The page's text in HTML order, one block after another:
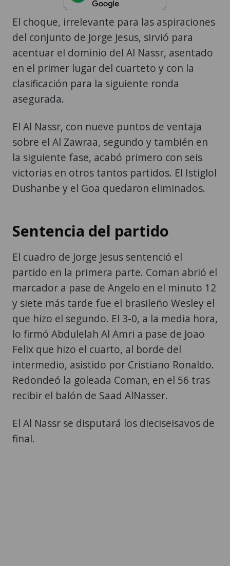
El choque, irrelevante para las aspiraciones
del conjunto de Jorge Jesus, sirvió para
acentuar el dominio del Al Nassr, asentado
en el primer lugar del cuarteto y con la
clasificación para la siguiente ronda
asegurada.
El Al Nassr, con nueve puntos de ventaja
sobre el Al Zawraa, segundo y también en
la siguiente fase, acabó primero con seis
victorias en otros tantos partidos. El Istiglol
Dushanbe y el Goa quedaron eliminados.
Sentencia del partido
El cuadro de Jorge Jesus sentenció el
partido en la primera parte. Coman abrió el
marcador a pase de Angelo en el minuto 12
y siete más tarde fue el brasileño Wesley el
que hizo el segundo. El 3-0, a la media hora,
lo firmó Abdulelah Al Amri a pase de Joao
Felix que hizo el cuarto, al borde del
intermedio, asistido por Cristiano Ronaldo.
Redondeó la goleada Coman, en el 56 tras
recibir el balón de Saad AlNasser.
El Al Nassr se disputará los dieciseisavos de
final.